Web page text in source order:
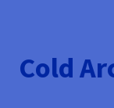
Cold